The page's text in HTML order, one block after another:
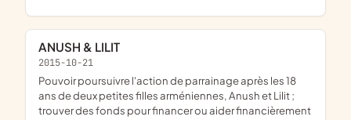
ANUSH & LILIT
2015-10-21
pouvoir poursuivre l'action de parrainage après les 18
ans de deux petites filles arméniennes, Anush et Lilit ;
trouver des fonds pour financer ou aider financièrement